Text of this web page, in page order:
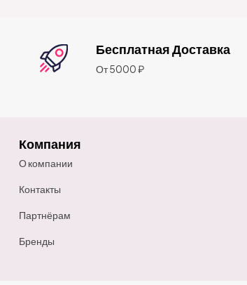
Бесплатная Доставка
От 5000 ₽
Компания
О компании
Контакты
Партнёрам
Бренды